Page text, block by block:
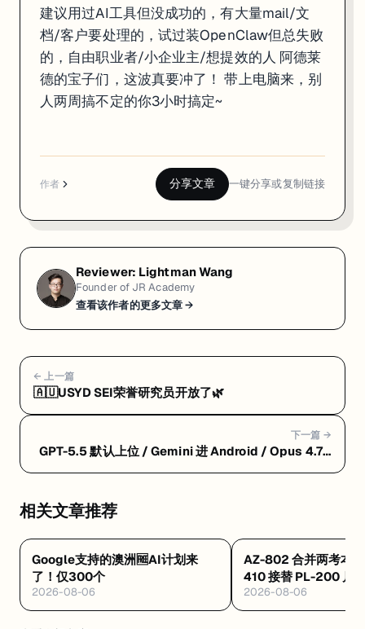
建议用过AI工具但没成功的，有大量mail/文
档/客户要处理的，试过装OpenClaw但总失败
的，自由职业者/小企业主/想提效的人 阿德莱
德的宝子们，这波真要冲了！ 带上电脑来，别
人两周搞不定的你3小时搞定~
作者 分享文章 一键分享或复制链接
Reviewer: Lightman Wang
Founder of JR Academy
查看该作者的更多文章 →
← 上一篇
🇦🇺USYD SEI荣誉研究员开放了🌿
下一篇 →
GPT-5.5 默认上位 / Gemini 进 Android / Opus 4.7 /
相关文章推荐
Google支持的澳洲🆓AI计划来
了！仅300个
2026-08-06
AZ-802 合并两考本
410 接替 PL-200 月
·Databricks 考纲五
2026-08-06